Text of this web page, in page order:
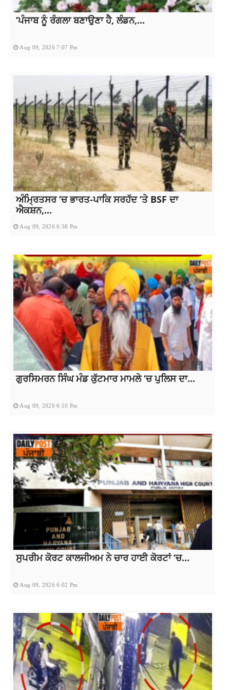
‘ਪੰਜਾਬ ਨੂੰ ਰੰਗਲਾ ਬਣਾਉਣਾ ਹੈ, ਲੰਡਨ,...
Aug 09, 2026 7:07 Pm
ਅੰਮ੍ਰਿਤਸਰ ‘ਚ ਭਾਰਤ-ਪਾਕਿ ਸਰਹੱਦ ‘ਤੇ BSF ਦਾ
ਐਕਸ਼ਨ,...
Aug 09, 2026 6:38 Pm
ਗੁਰਸਿਮਰਨ ਸਿੰਘ ਮੰਡ ਕੁੱਟਮਾਰ ਮਾਮਲੇ ‘ਚ ਪੁਲਿਸ ਦਾ...
Aug 09, 2026 6:10 Pm
ਸੁਪਰੀਮ ਕੋਰਟ ਕਾਲਜੀਅਮ ਨੇ ਚਾਰ ਹਾਈ ਕੋਰਟਾਂ ‘ਚ...
Aug 09, 2026 6:02 Pm